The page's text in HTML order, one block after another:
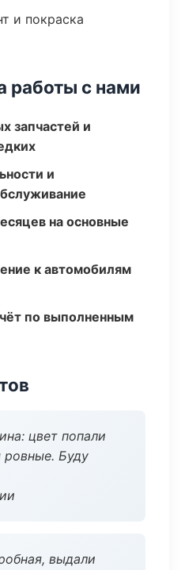
и покраска
работы с нами
запчастей и
и
на основные
к автомобилям
по выполненным
цвет попали
ровные. Буду
выдали